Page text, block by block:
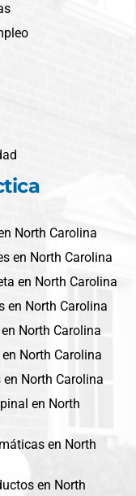
North Carolina
en North Carolina
en North Carolina
en North Carolina
North Carolina
North Carolina
North Carolina
en North
en North
en North